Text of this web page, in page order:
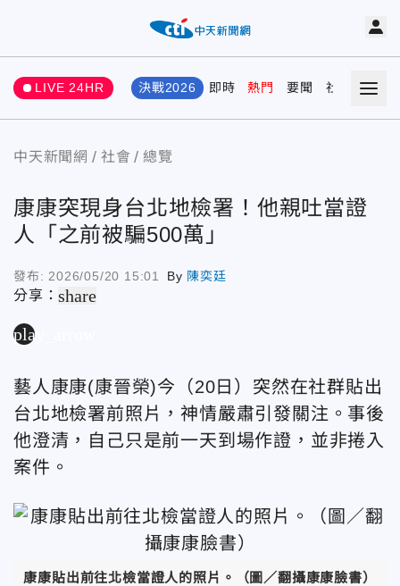
LIVE 24HR 決戰2026 即時 熱門 要聞 社會 娛樂
中天新聞網 社會 總覽
康康突現身台北地檢署！他親吐當證
人「之前被騙500萬」
發布: 2026/05/20 15:01 By 陳奕廷
分享：share
play_arrow
藝人康康(康晉榮)今（20日）突然在社群貼出
台北地檢署前照片，神情嚴肅引發關注。事後
他澄清，自己只是前一天到場作證，並非捲入
案件。
康康貼出前往北檢當證人的照片。 （圖／翻攝康康臉書）